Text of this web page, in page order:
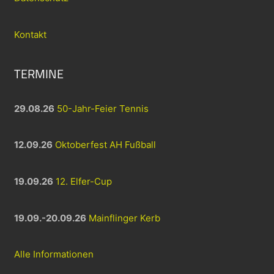
Kontakt
TERMINE
29.08.26 50-Jahr-Feier Tennis
12.09.26 Oktoberfest AH Fußball
19.09.26 12. Elfer-Cup
19.09.-20.09.26 Mainflinger Kerb
Alle Informationen